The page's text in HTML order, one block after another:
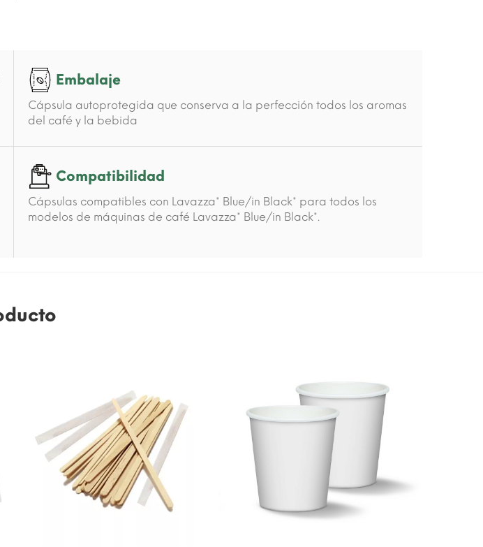
Embalaje
Cápsula autoprotegida que conserva a la perfección todos los aromas
del café y la bebida
Compatibilidad
Cápsulas compatibles con Lavazza* Blue/in Black* para todos los
modelos de máquinas de café Lavazza* Blue/in Black*.